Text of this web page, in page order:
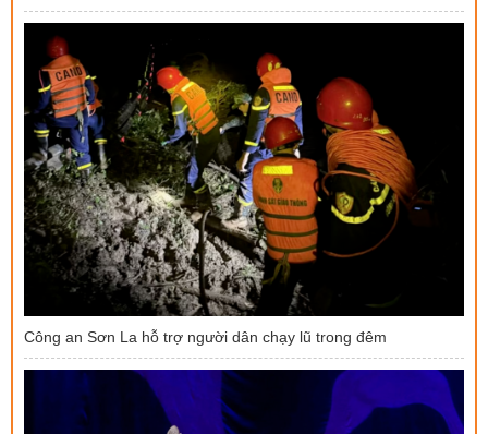
Công an Sơn La hỗ trợ người dân chạy lũ trong đêm